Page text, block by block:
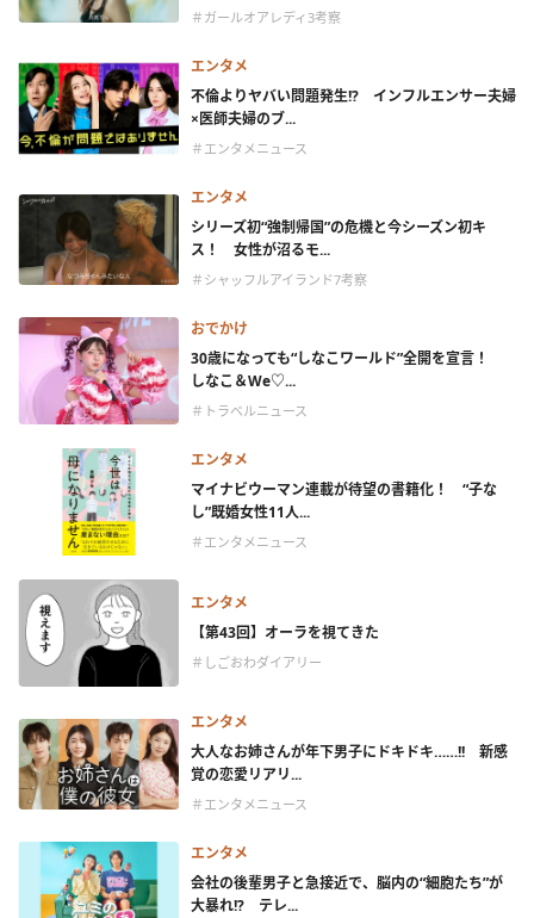
＃ガールオアレディ3考察
エンタメ
不倫よりヤバい問題発生!? インフルエンサー夫婦
×医師夫婦のブ...
＃エンタメニュース
エンタメ
シリーズ初“強制帰国”の危機と今シーズン初キ
ス！ 女性が沼るモ...
＃シャッフルアイランド7考察
おでかけ
30歳になっても“しなこワールド”全開を宣言！
しなこ＆We♡...
＃トラベルニュース
エンタメ
マイナビウーマン連載が待望の書籍化！ “子な
し”既婚女性11人...
＃エンタメニュース
エンタメ
【第43回】オーラを視てきた
＃しごおわダイアリー
エンタメ
大人なお姉さんが年下男子にドキドキ……!! 新感
覚の恋愛リアリ...
＃エンタメニュース
エンタメ
会社の後輩男子と急接近で、脳内の“細胞たち”が
大暴れ!? テレ...